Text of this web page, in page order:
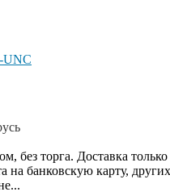
UNC
без торга. Доставка только
на банковскую карту, других